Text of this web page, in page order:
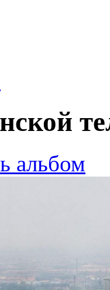
альбом